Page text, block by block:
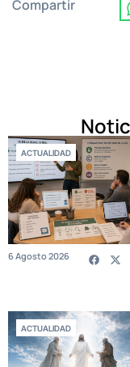
Compartir
ACTUALIDAD
6 Agosto 2026
ACTUALIDAD